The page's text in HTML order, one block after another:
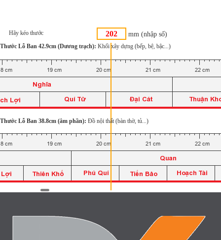
mm (nhập số)
Hãy kéo thước
Thước Lỗ Ban 42.9cm (Dương trạch): Khối xây dựng (bếp, bệ, bậc...)
Thước Lỗ Ban 38.8cm (âm phần): Đồ nội thất (bàn thờ, tủ...)